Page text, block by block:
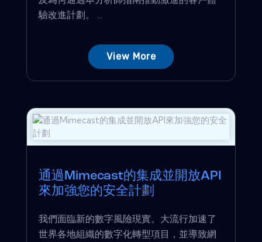
驗改進計劃。 ...
View More
通過Mimecast的集成並開放API
來加強您的安全計劃
我們面臨新的數字風險現實。大流行加速了
世界各地組織的數字化轉型項目，並導致網